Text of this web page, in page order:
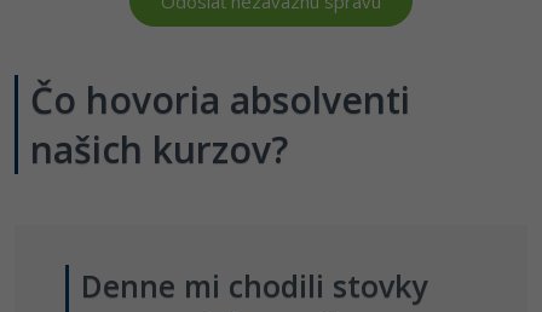
Čo hovoria absolventi
našich kurzov?
Denne mi chodili stovky